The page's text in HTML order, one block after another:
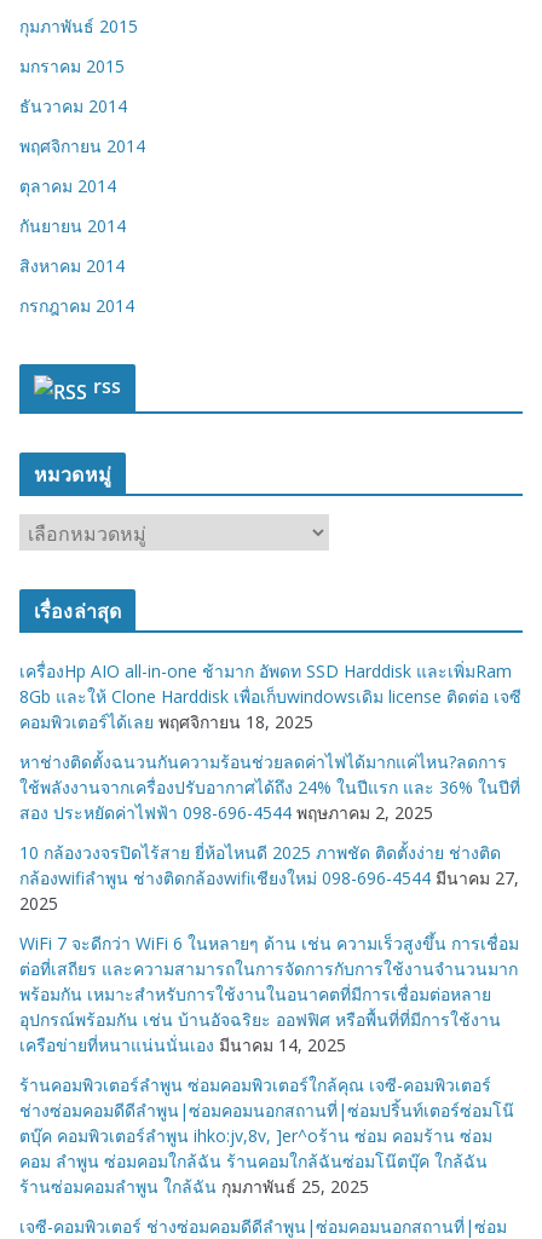
กุมภาพันธ์ 2015
มกราคม 2015
ธันวาคม 2014
พฤศจิกายน 2014
ตุลาคม 2014
กันยายน 2014
สิงหาคม 2014
กรกฎาคม 2014
rss
หมวดหมู่
ม
ว
มู่
เรื่องล่าสุด
เครื่องHp AIO all-in-one ช้ามาก อัพดท SSD Harddisk และเพิ่มRam
8Gb และให้ Clone Harddisk เพื่อเก็บwindowsเดิม license ติดต่อ เจซี
คอมพิวเตอร์ได้เลย พฤศจิกายน 18, 2025
หาช่างติดตั้งฉนวนกันความร้อนช่วยลดค่าไฟได้มากแค่ไหน?ลดการ
ใช้พลังงานจากเครื่องปรับอากาศได้ถึง 24% ในปีแรก และ 36% ในปีที่
สอง ประหยัดค่าไฟฟ้า 098-696-4544 พฤษภาคม 2, 2025
10 กล้องวงจรปิดไร้สาย ยี่ห้อไหนดี 2025 ภาพชัด ติดตั้งง่าย ช่างติด
กล้องwifiลำพูน ช่างติดกล้องwifiเชียงใหม่ 098-696-4544 มีนาคม 27,
2025
WiFi 7 จะดีกว่า WiFi 6 ในหลายๆ ด้าน เช่น ความเร็วสูงขึ้น การเชื่อม
ต่อที่เสถียร และความสามารถในการจัดการกับการใช้งานจำนวนมาก
พร้อมกัน เหมาะสำหรับการใช้งานในอนาคตที่มีการเชื่อมต่อหลาย
อุปกรณ์พร้อมกัน เช่น บ้านอัจฉริยะ ออฟฟิศ หรือพื้นที่ที่มีการใช้งาน
เครือข่ายที่หนาแน่นนั่นเอง มีนาคม 14, 2025
ร้านคอมพิวเตอร์ลำพูน ซ่อมคอมพิวเตอร์ใกล้คุณ เจซี-คอมพิวเตอร์
ช่างซ่อมคอมดีดีลำพูน|ซ่อมคอมนอกสถานที่|ซ่อมปริ้นท์เตอร์ซ่อมโน๊
ตบุ๊ค คอมพิวเตอร์ลำพูน ihko:jv,8v, ]er^oร้าน ซ่อม คอมร้าน ซ่อม
คอม ลำพูน ซ่อมคอมใกล้ฉัน ร้านคอมใกล้ฉันซ่อมโน๊ตบุ๊ค ใกล้ฉัน
ร้านซ่อมคอมลำพูน ใกล้ฉัน กุมภาพันธ์ 25, 2025
เจซี-คอมพิวเตอร์ ช่างซ่อมคอมดีดีลำพูน|ซ่อมคอมนอกสถานที่|ซ่อม